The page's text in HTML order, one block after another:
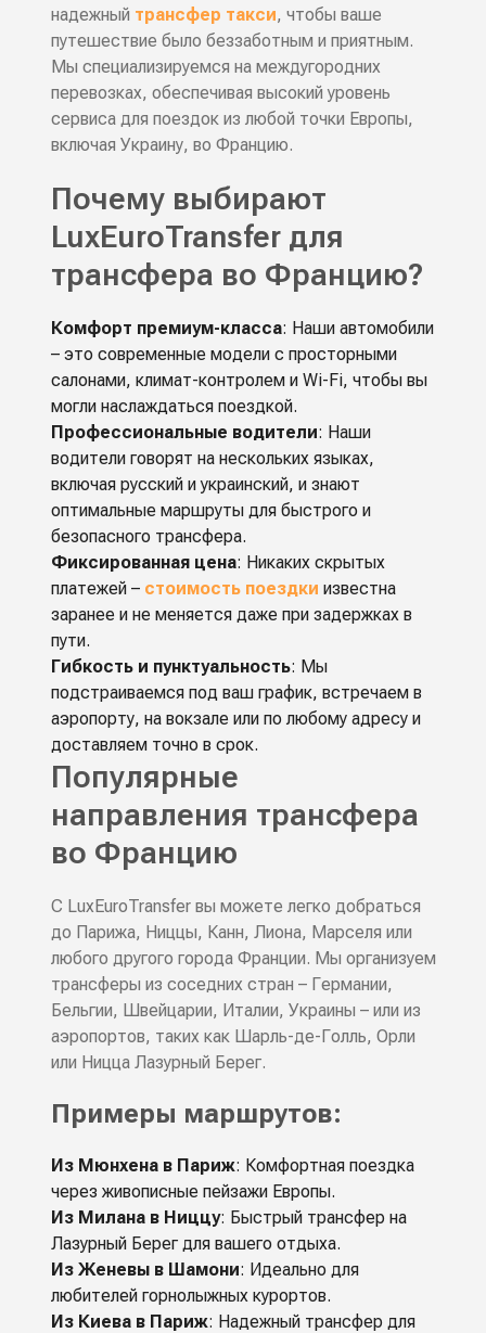
надежный трансфер такси, чтобы ваше
путешествие было беззаботным и приятным.
Мы специализируемся на междугородних
перевозках, обеспечивая высокий уровень
сервиса для поездок из любой точки Европы,
включая Украину, во Францию.
Почему выбирают
LuxEuroTransfer для
трансфера во Францию?
Комфорт премиум-класса: Наши автомобили
– это современные модели с просторными
салонами, климат-контролем и Wi-Fi, чтобы вы
могли наслаждаться поездкой.
Профессиональные водители: Наши
водители говорят на нескольких языках,
включая русский и украинский, и знают
оптимальные маршруты для быстрого и
безопасного трансфера.
Фиксированная цена: Никаких скрытых
платежей – стоимость поездки известна
заранее и не меняется даже при задержках в
пути.
Гибкость и пунктуальность: Мы
подстраиваемся под ваш график, встречаем в
аэропорту, на вокзале или по любому адресу и
доставляем точно в срок.
Популярные
направления трансфера
во Францию
С LuxEuroTransfer вы можете легко добраться
до Парижа, Ниццы, Канн, Лиона, Марселя или
любого другого города Франции. Мы организуем
трансферы из соседних стран – Германии,
Бельгии, Швейцарии, Италии, Украины – или из
аэропортов, таких как Шарль-де-Голль, Орли
или Ницца Лазурный Берег.
Примеры маршрутов:
Из Мюнхена в Париж: Комфортная поездка
через живописные пейзажи Европы.
Из Милана в Ниццу: Быстрый трансфер на
Лазурный Берег для вашего отдыха.
Из Женевы в Шамони: Идеально для
любителей горнолыжных курортов.
Из Киева в Париж: Надежный трансфер для